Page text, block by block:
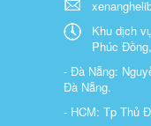
Khu dịch
Phúc
- Đà Nẵng:
Đà Nẵng.
- HCM: Tp Thủ